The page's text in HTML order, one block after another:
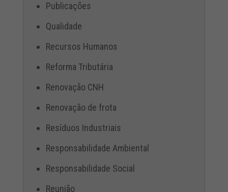
Publicações
Qualidade
Recursos Humanos
Reforma Tributária
Renovação CNH
Renovação de frota
Resíduos Industriais
Responsabilidade Ambiental
Responsabilidade Social
Reunião